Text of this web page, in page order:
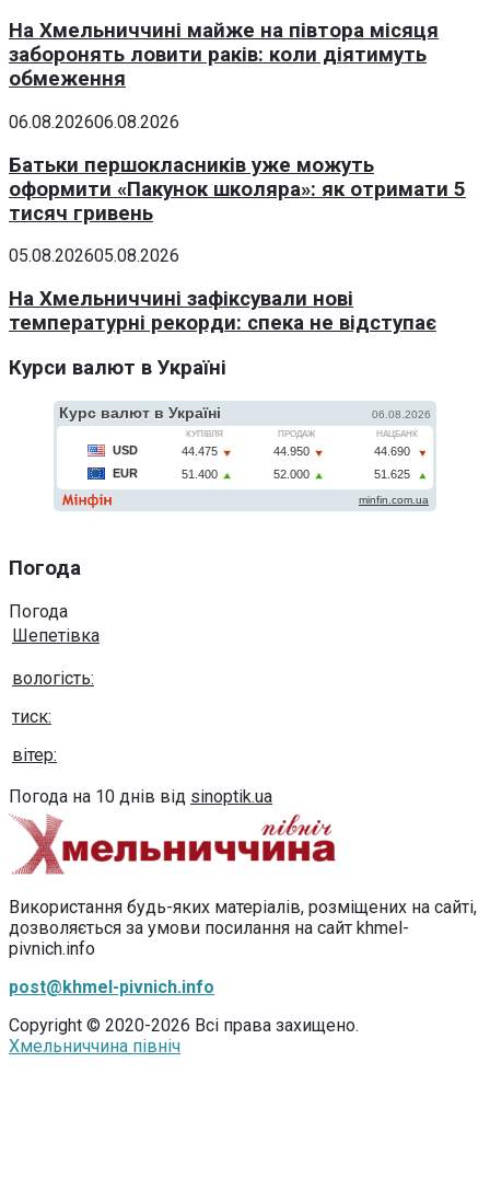
На Хмельниччині майже на півтора місяця
заборонять ловити раків: коли діятимуть
обмеження
06.08.202606.08.2026
Батьки першокласників уже можуть
оформити «Пакунок школяра»: як отримати 5
тисяч гривень
05.08.202605.08.2026
На Хмельниччині зафіксували нові
температурні рекорди: спека не відступає
Курси валют в Україні
Погода
Погода
Шепетівка
вологість:
тиск:
вітер:
Погода на 10 днів від sinoptik.ua
Використання будь-яких матеріалів, розміщених на сайті,
дозволяється за умови посилання на сайт khmel-
pivnich.info
post@khmel-pivnich.info
Copyright © 2020-2026 Всі права захищено.
Хмельниччина північ